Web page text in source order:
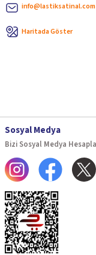
info@lastiksatinal.com
Haritada Göster
Sosyal Medya
Bizi Sosyal Medya